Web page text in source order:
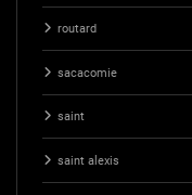
routard
sacacomie
saint
saint alexis